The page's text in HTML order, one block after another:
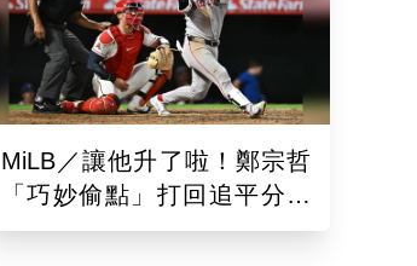
MiLB／讓他升了啦！鄭宗哲
「巧妙偷點」打回追平分助
隊以10比4大勝